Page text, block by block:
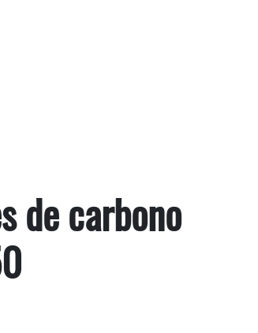
de carbono